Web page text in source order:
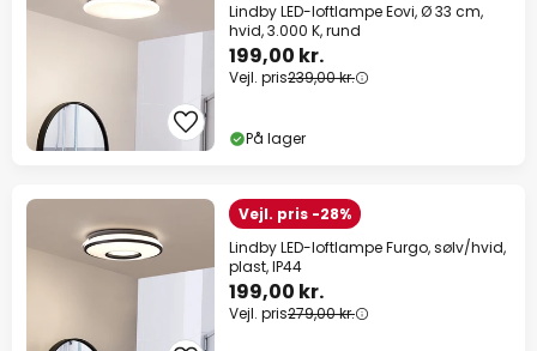
Lindby LED-loftlampe Eovi, Ø 33 cm,
hvid, 3.000 K, rund
199,00 kr.
Vejl. pris239,00 kr.
På lager
Vejl. pris -28%
Lindby LED-loftlampe Furgo, sølv/hvid,
plast, IP44
199,00 kr.
Vejl. pris279,00 kr.